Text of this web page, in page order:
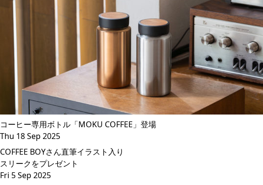
コーヒー専用ボトル「MOKU COFFEE」登場
Thu 18 Sep 2025
COFFEE BOYさん直筆イラスト入り
スリークをプレゼント
Fri 5 Sep 2025